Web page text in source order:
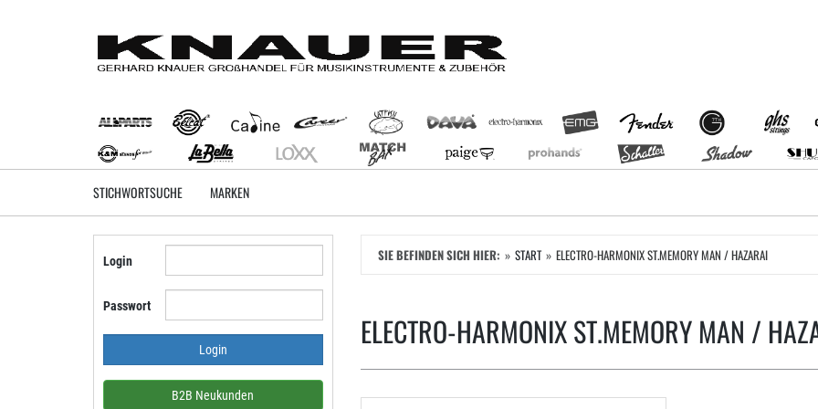
STICHWORTSUCHE MARKEN
SIE BEFINDEN SICH HIER: START ELECTRO-HARMONIX ST.MEMORY MAN / HAZARAI
ELECTRO-HARMONIX ST.MEMORY MAN /
Login
Passwort
B2B Neukunden